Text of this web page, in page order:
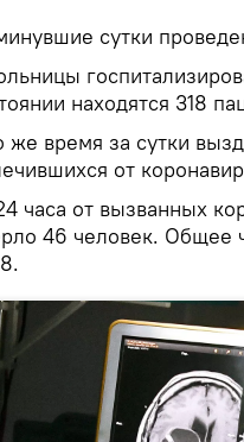
сутки
находятся 318
же время за сутки
от
часа от вызванных
46 человек. Общее